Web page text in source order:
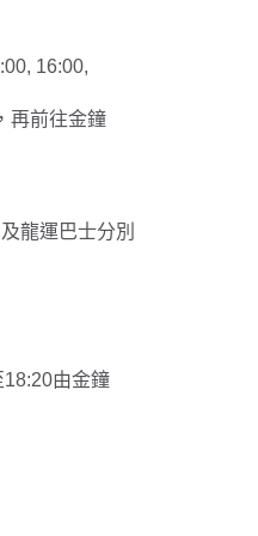
16:00,
再前往金鐘
龍運巴士分別
由金鐘